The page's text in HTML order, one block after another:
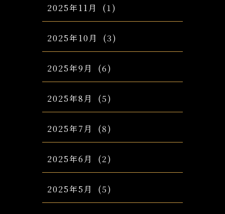
2025年11月 (1)
2025年10月 (3)
2025年9月 (6)
2025年8月 (5)
2025年7月 (8)
2025年6月 (2)
2025年5月 (5)